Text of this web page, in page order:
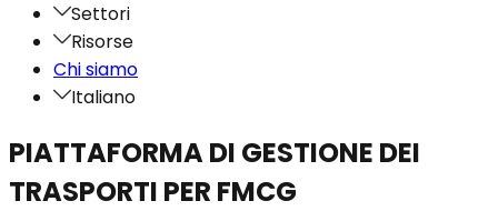
Settori
Risorse
Chi siamo
Italiano
PIATTAFORMA DI GESTIONE DEI
TRASPORTI PER FMCG